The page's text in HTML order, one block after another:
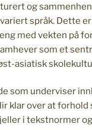
og
språk. Dette
med vekten på
som et
asiatisk
som underviser
klar over at
i tekstnormer